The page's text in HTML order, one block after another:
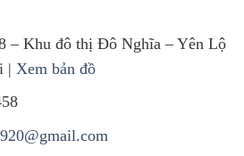
– Khu đô thị Đô Nghĩa – Yên Lộ
| Xem bản đồ